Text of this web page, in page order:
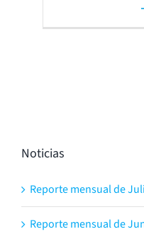
Noticias
Reporte mensual de
Reporte mensual de